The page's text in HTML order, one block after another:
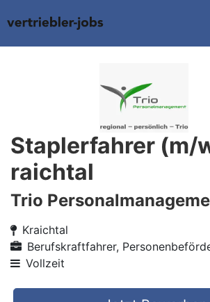
Staplerfahrer (m/
raichtal
Trio
Kraichtal
Berufskraftfahrer,
Vollzeit